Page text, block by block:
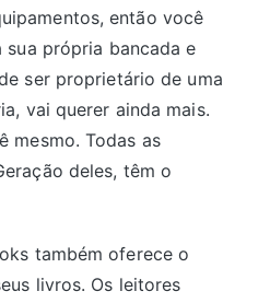
então você
própria bancada e
ser proprietário de uma
vai querer ainda mais.
mesmo. Todas as
deles, têm o
também oferece o
livros. Os leitores